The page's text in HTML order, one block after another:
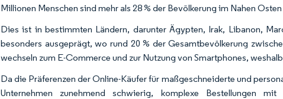
Millionen Menschen sind mehr als 28 % der Bevölkerung im Nahen
Dies ist in bestimmten Ländern, darunter Ägypten, Irak, Libanon,
besonders ausgeprägt, wo rund 20 % der Gesamtbevölkerung
wechseln zum E-Commerce und zur Nutzung von Smartphones,
Da die Präferenzen der Online-Käufer für maßgeschneiderte und
Unternehmen zunehmend schwierig, komplexe Bestellungen